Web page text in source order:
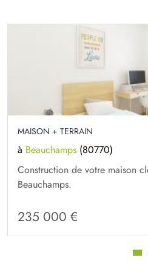
MAISON + TERRAIN
à Beauchamps (80770)
Construction de votre maison
Beauchamps.
235 000 €